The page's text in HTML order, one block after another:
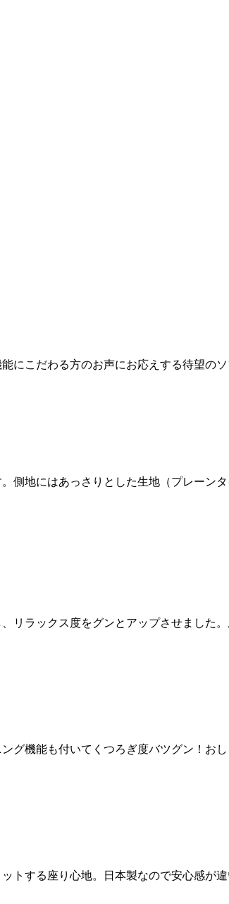
にこだわる方のお声にお応えする待望の
側地にはあっさりとした生地（プレーン
ラックス度をグンとアップさせました
機能も付いてくつろぎ度バツグン！おし
トする座り心地。日本製なので安心感が